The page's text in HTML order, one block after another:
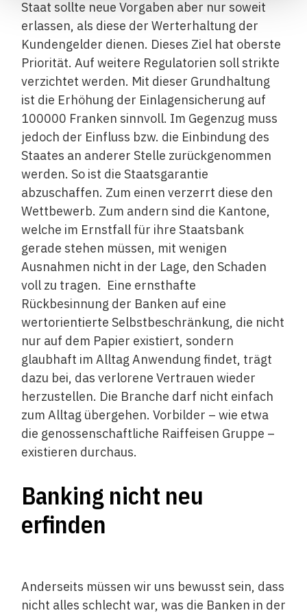
Staat sollte neue Vorgaben aber nur soweit
erlassen, als diese der Werterhaltung der
Kundengelder dienen. Dieses Ziel hat oberste
Priorität. Auf weitere Regulatorien soll strikte
verzichtet werden. Mit dieser Grundhaltung
ist die Erhöhung der Einlagensicherung auf
100000 Franken sinnvoll. Im Gegenzug muss
jedoch der Einfluss bzw. die Einbindung des
Staates an anderer Stelle zurückgenommen
werden. So ist die Staatsgarantie
abzuschaffen. Zum einen verzerrt diese den
Wettbewerb. Zum andern sind die Kantone,
welche im Ernstfall für ihre Staatsbank
gerade stehen müssen, mit wenigen
Ausnahmen nicht in der Lage, den Schaden
voll zu tragen. Eine ernsthafte
Rückbesinnung der Banken auf eine
wertorientierte Selbstbeschränkung, die nicht
nur auf dem Papier existiert, sondern
glaubhaft im Alltag Anwendung findet, trägt
dazu bei, das verlorene Vertrauen wieder
herzustellen. Die Branche darf nicht einfach
zum Alltag übergehen. Vorbilder – wie etwa
die genossenschaftliche Raiffeisen Gruppe –
existieren durchaus.
Banking nicht neu
erfinden
Anderseits müssen wir uns bewusst sein, dass
nicht alles schlecht war, was die Banken in der